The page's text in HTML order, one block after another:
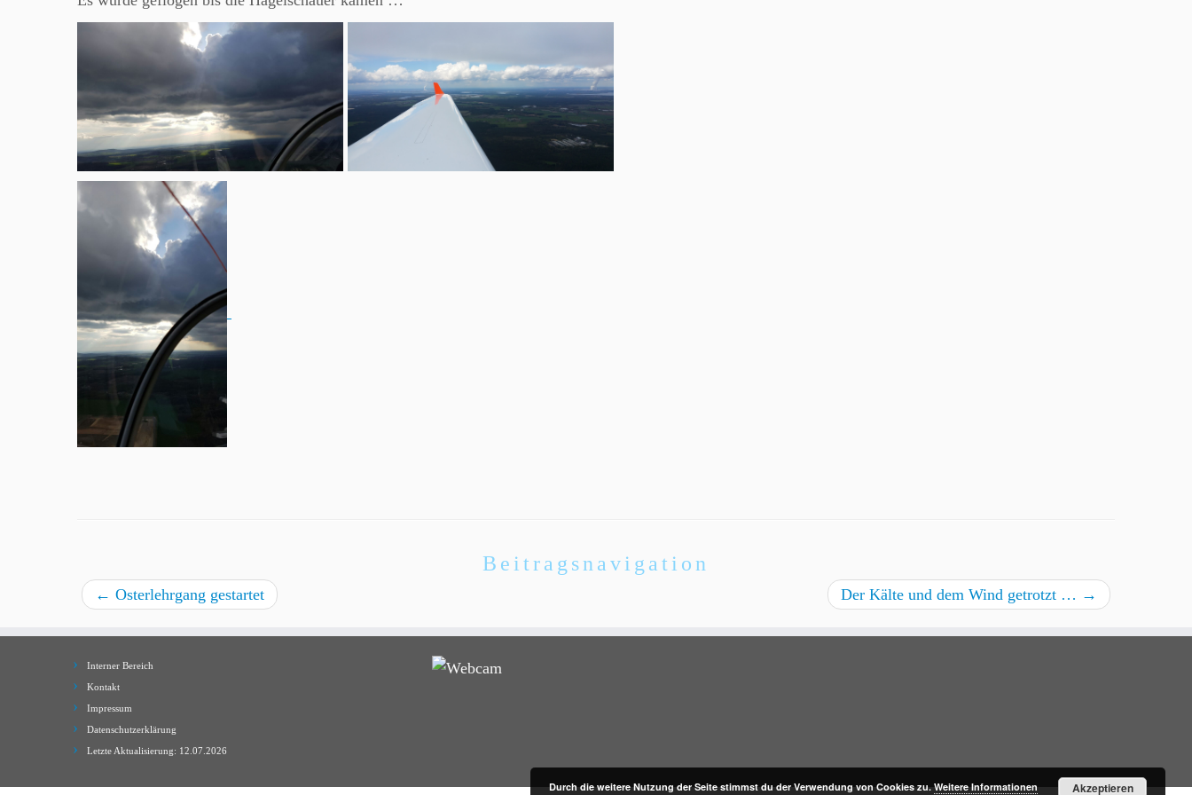
Beitragsnavigation
← Osterlehrgang gestartet Der Kälte und dem Wind getrotzt … →
Interner Bereich
Kontakt
Impressum
Datenschutzerklärung
Letzte Aktualisierung: 12.07.2026
Durch die weitere Nutzung der Seite stimmst du der Verwendung von Cookies zu.Weitere Informationen Akzeptieren